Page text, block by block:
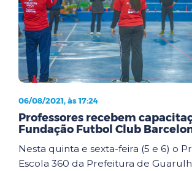
06/08/2021, às 17:24
Professores recebem
Fundação Futbol Club
Nesta quinta e sexta-feira (5 e 6) o
Escola 360 da Prefeitura de